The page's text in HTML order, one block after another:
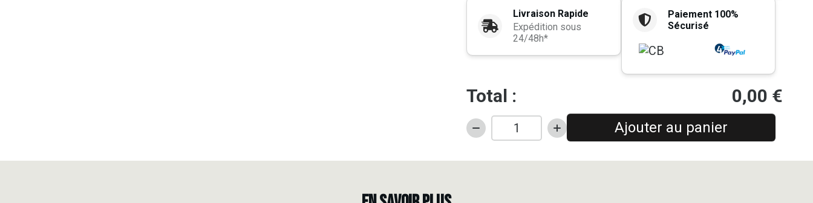
Livraison Rapide
Expédition sous
24/48h*
Paiement 100%
Sécurisé
Total : 0,00 €
quantité
Kit
Ajouter au panier